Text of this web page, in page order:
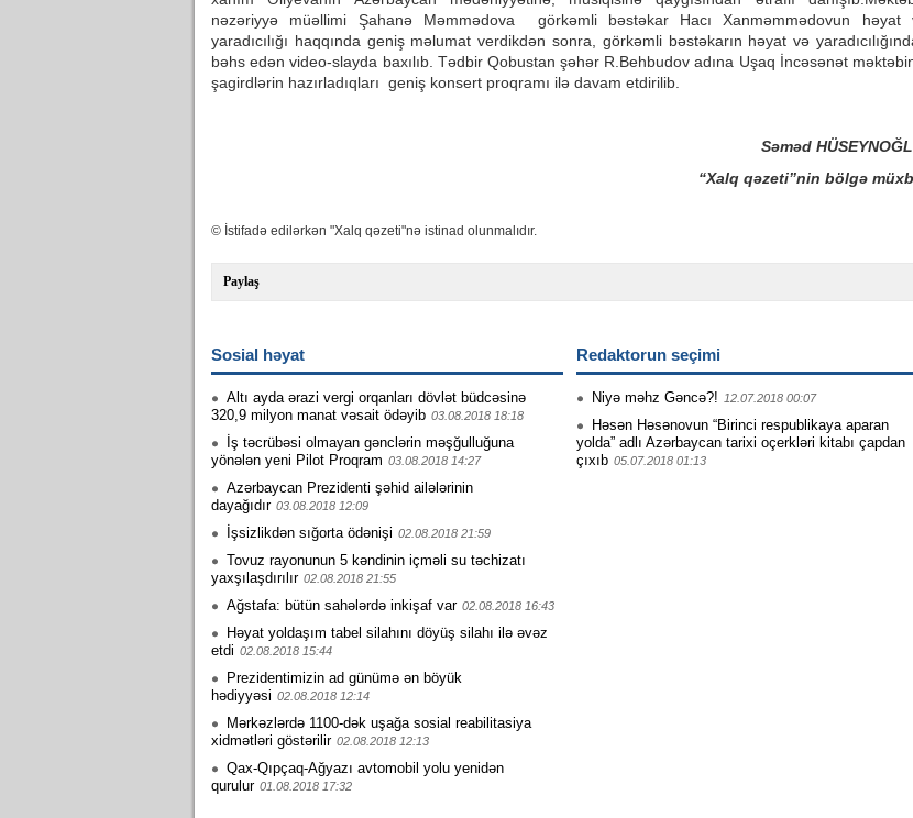
nəzəriyyə müəllimi Şahanə Məmmədova görkəmli bəstəkar Hacı Xanməmmədovun həyat
yaradıcılığı haqqında geniş məlumat verdikdən sonra, görkəmli bəstəkarın həyat və
bəhs edən video-slayda baxılıb. Tədbir Qobustan şəhər R.Behbudov adına Uşaq İncəsənət
şagirdlərin hazırladıqları geniş konsert proqramı ilə davam etdirilib.
Səməd
“Xalq qəzeti”nin bölgə
© İstifadə edilərkən "Xalq qəzeti"nə istinad olunmalıdır.
Paylaş
Sosial həyat
Altı ayda ərazi vergi orqanları dövlət büdcəsinə
320,9 milyon manat vəsait ödəyib 03.08.2018 18:18
İş təcrübəsi olmayan gənclərin məşğulluğuna
yönələn yeni Pilot Proqram 03.08.2018 14:27
Azərbaycan Prezidenti şəhid ailələrinin
dayağıdır 03.08.2018 12:09
İşsizlikdən sığorta ödənişi 02.08.2018 21:59
Tovuz rayonunun 5 kəndinin içməli su təchizatı
yaxşılaşdırılır 02.08.2018 21:55
Ağstafa: bütün sahələrdə inkişaf var 02.08.2018 16:43
Həyat yoldaşım tabel silahını döyüş silahı ilə əvəz
etdi 02.08.2018 15:44
Prezidentimizin ad günümə ən böyük
hədiyyəsi 02.08.2018 12:14
Mərkəzlərdə 1100-dək uşağa sosial reabilitasiya
xidmətləri göstərilir 02.08.2018 12:13
Qax-Qıpçaq-Ağyazı avtomobil yolu yenidən
qurulur 01.08.2018 17:32
Redaktorun seçimi
Niyə məhz Gəncə?! 12.07.2018 00:07
Həsən Həsənovun “Birinci respublikaya aparan
yolda” adlı Azərbaycan tarixi oçerkləri kitabı çapdan
çıxıb 05.07.2018 01:13